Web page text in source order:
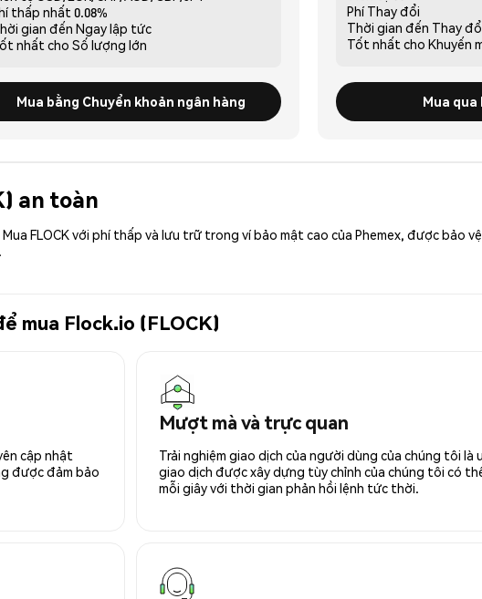
thấp nhất 0.08%
gian đến Ngay lập tức
nhất cho Số lượng lớn
Mua bằng Chuyển khoản ngân hàng
Phí Thay đổi
Thời gian đến Thay
Tốt nhất cho Khuyến
Mua
an toàn
Mua FLOCK với phí thấp và lưu trữ trong ví bảo mật cao của Phemex, được bảo
mua Flock.io (FLOCK)
cập nhật
được đảm bảo
Mượt mà và trực quan
Trải nghiệm giao dịch của người dùng của chúng tôi là
giao dịch được xây dựng tùy chỉnh của chúng tôi có
mỗi giây với thời gian phản hồi lệnh tức thời.